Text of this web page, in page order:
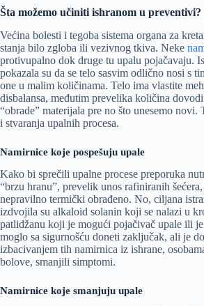
Šta možemo učiniti ishranom u preventivi?
Većina bolesti i tegoba sistema organa za
stanja bilo zgloba ili vezivnog tkiva. Neke
protivupalno dok druge tu upalu pojačavaju.
pokazala su da se telo sasvim odlično nosi s
one u malim količinama. Telo ima vlastite
disbalansa, međutim prevelika količina
“obrade” materijala pre no što unesemo
i stvaranja upalnih procesa.
Namirnice koje pospešuju upale
Kako bi sprečili upalne procese preporuka
“brzu hranu”, prevelik unos rafiniranih
nepravilno termički obrađeno. No, ciljana
izdvojila su alkaloid solanin koji se nalazi u
patlidžanu koji je mogući pojačivač upale ili
moglo sa sigurnošću doneti zaključak, ali je
izbacivanjem tih namirnica iz ishrane,
bolove, smanjili simptomi.
Namirnice koje smanjuju upale